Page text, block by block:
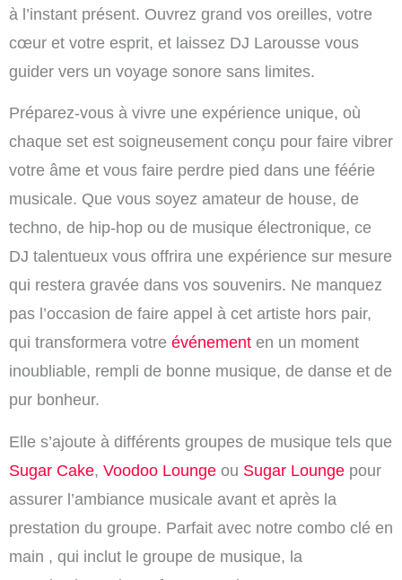
à l’instant présent. Ouvrez grand vos oreilles, votre
cœur et votre esprit, et laissez DJ Larousse vous
guider vers un voyage sonore sans limites.
Préparez-vous à vivre une expérience unique, où
chaque set est soigneusement conçu pour faire vibrer
votre âme et vous faire perdre pied dans une féérie
musicale. Que vous soyez amateur de house, de
techno, de hip-hop ou de musique électronique, ce
DJ talentueux vous offrira une expérience sur mesure
qui restera gravée dans vos souvenirs. Ne manquez
pas l’occasion de faire appel à cet artiste hors pair,
qui transformera votre événement en un moment
inoubliable, rempli de bonne musique, de danse et de
pur bonheur.
Elle s’ajoute à différents groupes de musique tels que
Sugar Cake, Voodoo Lounge ou Sugar Lounge pour
assurer l’ambiance musicale avant et après la
prestation du groupe. Parfait avec notre combo clé en
main , qui inclut le groupe de musique, la